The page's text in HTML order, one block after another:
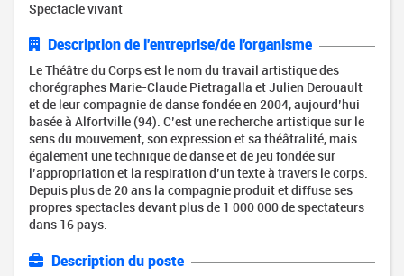
Spectacle vivant
Description de l'entreprise/de l'organisme
Le Théâtre du Corps est le nom du travail artistique des
chorégraphes Marie-Claude Pietragalla et Julien Derouault
et de leur compagnie de danse fondée en 2004, aujourd’hui
basée à Alfortville (94). C’est une recherche artistique sur le
sens du mouvement, son expression et sa théâtralité, mais
également une technique de danse et de jeu fondée sur
l’appropriation et la respiration d’un texte à travers le corps.
Depuis plus de 20 ans la compagnie produit et diffuse ses
propres spectacles devant plus de 1 000 000 de spectateurs
dans 16 pays.
Description du poste